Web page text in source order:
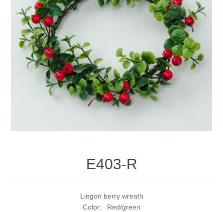
E403-R
Lingon berry wreath
Color: Red/green